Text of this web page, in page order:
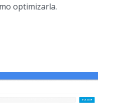
optimizarla.